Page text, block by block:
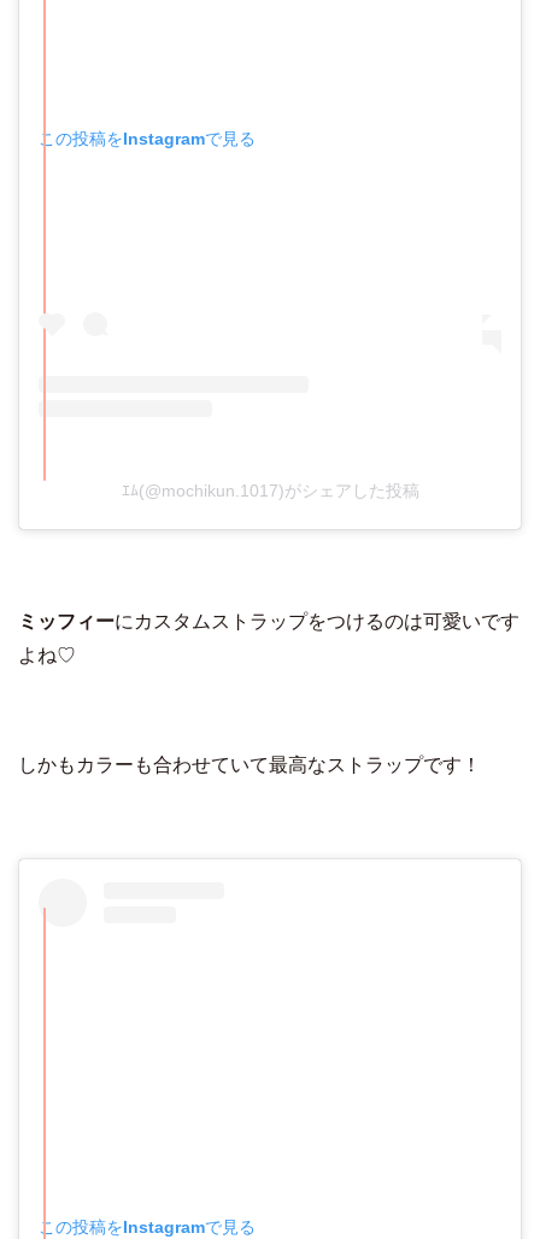
この投稿をInstagramで見る
ｴﾑ(@mochikun.1017)がシェアした投稿
ミッフィーにカスタムストラップをつけるのは可愛いです
よね♡
しかもカラーも合わせていて最高なストラップです！
この投稿をInstagramで見る